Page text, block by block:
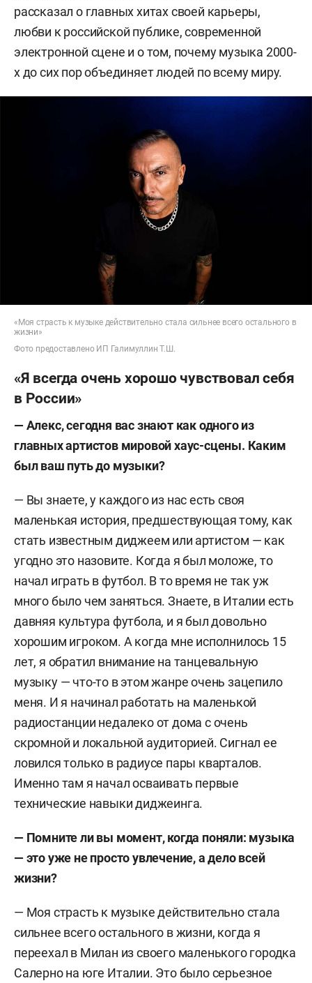
рассказал о главных хитах своей карьеры,
любви к российской публике, современной
электронной сцене и о том, почему музыка 2000-
х до сих пор объединяет людей по всему миру.
«Моя страсть к музыке действительно стала сильнее всего остального в
жизни»
Фото предоставлено ИП Галимуллин Т.Ш.
«Я всегда очень хорошо чувствовал себя
в России»
— Алекс, сегодня вас знают как одного из
главных артистов мировой хаус-сцены. Каким
был ваш путь до музыки?
— Вы знаете, у каждого из нас есть своя
маленькая история, предшествующая тому, как
стать известным диджеем или артистом — как
угодно это назовите. Когда я был моложе, то
начал играть в футбол. В то время не так уж
много было чем заняться. Знаете, в Италии есть
давняя культура футбола, и я был довольно
хорошим игроком. А когда мне исполнилось 15
лет, я обратил внимание на танцевальную
музыку — что-то в этом жанре очень зацепило
меня. И я начинал работать на маленькой
радиостанции недалеко от дома с очень
скромной и локальной аудиторией. Сигнал ее
ловился только в радиусе пары кварталов.
Именно там я начал осваивать первые
технические навыки диджеинга.
— Помните ли вы момент, когда поняли: музыка
— это уже не просто увлечение, а дело всей
жизни?
— Моя страсть к музыке действительно стала
сильнее всего остального в жизни, когда я
переехал в Милан из своего маленького городка
Салерно на юге Италии. Это было серьезное